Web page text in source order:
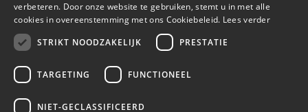
Lees meer
verbeteren. Door onze website te gebruiken, stemt u in met alle
cookies in overeenstemming met ons Cookiebeleid. Lees verder
STRIKT NOODZAKELIJK
PRESTATIE
TARGETING FUNCTIONEEL
NIET-GECLASSIFICEERD